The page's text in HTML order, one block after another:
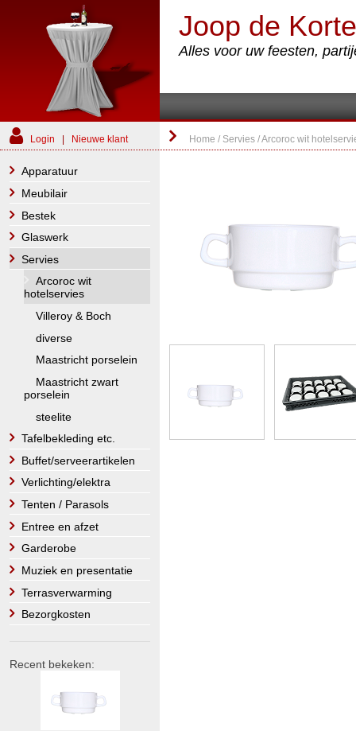
Joop de
Alles voor uw feesten,
Login Nieuwe klant Home / Servies /Arcoroc wit
Apparatuur
Meubilair
Bestek
Glaswerk
Servies
Arcoroc wit
hotelservies
Villeroy & Boch
diverse
Maastricht porselein
Maastricht zwart
porselein
steelite
Tafelbekleding etc.
Buffet/serveerartikelen
Verlichting/elektra
Tenten / Parasols
Entree en afzet
Garderobe
Muziek en presentatie
Terrasverwarming
Bezorgkosten
Recent bekeken: